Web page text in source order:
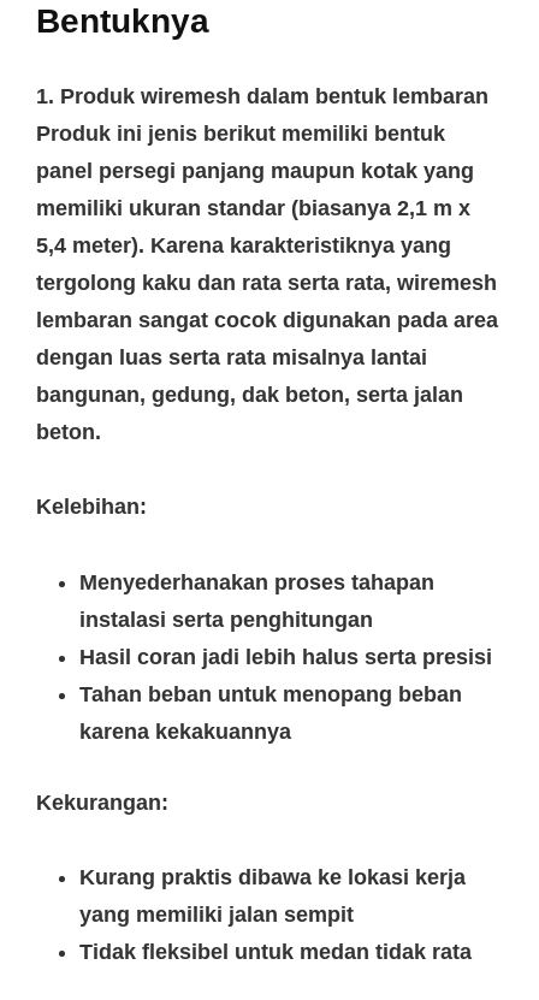
Bentuknya
1. Produk wiremesh dalam bentuk lembaran
Produk ini jenis berikut memiliki bentuk
panel persegi panjang maupun kotak yang
memiliki ukuran standar (biasanya 2,1 m x
5,4 meter). Karena karakteristiknya yang
tergolong kaku dan rata serta rata, wiremesh
lembaran sangat cocok digunakan pada area
dengan luas serta rata misalnya lantai
bangunan, gedung, dak beton, serta jalan
beton.
Kelebihan:
Menyederhanakan proses tahapan
instalasi serta penghitungan
Hasil coran jadi lebih halus serta presisi
Tahan beban untuk menopang beban
karena kekakuannya
Kekurangan:
Kurang praktis dibawa ke lokasi kerja
yang memiliki jalan sempit
Tidak fleksibel untuk medan tidak rata